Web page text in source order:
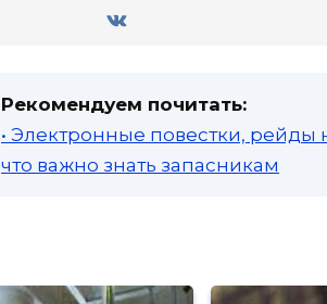
Рекомендуем почитать:
• Электронные повестки, рейды
что важно знать запасникам